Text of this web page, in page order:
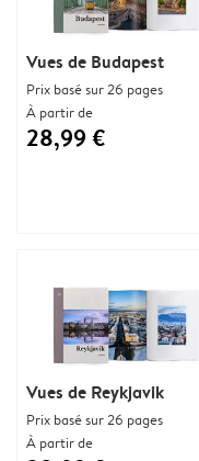
Vues de Budapest
Prix basé sur 26 pages
À partir de
28,99 €
Vues de Reykjavik
Prix basé sur 26 pages
À partir de